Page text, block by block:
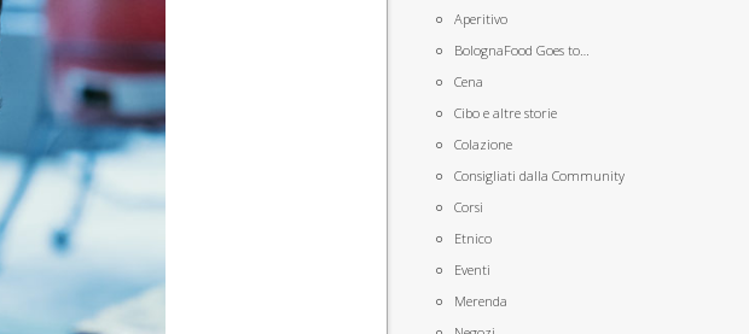
Aperitivo
BolognaFood Goes to…
Cena
Cibo e altre storie
Colazione
Consigliati dalla Community
Corsi
Etnico
Eventi
Merenda